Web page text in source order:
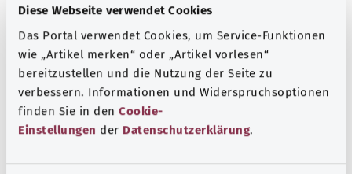
Diese Webseite verwendet Cookies
Das Portal verwendet Cookies, um Service-Funktionen
wie „Artikel merken“ oder „Artikel vorlesen“
bereitzustellen und die Nutzung der Seite zu
verbessern. Informationen und Widerspruchsoptionen
finden Sie in den Cookie-
Einstellungen der Datenschutzerklärung.
Mehr erfahren